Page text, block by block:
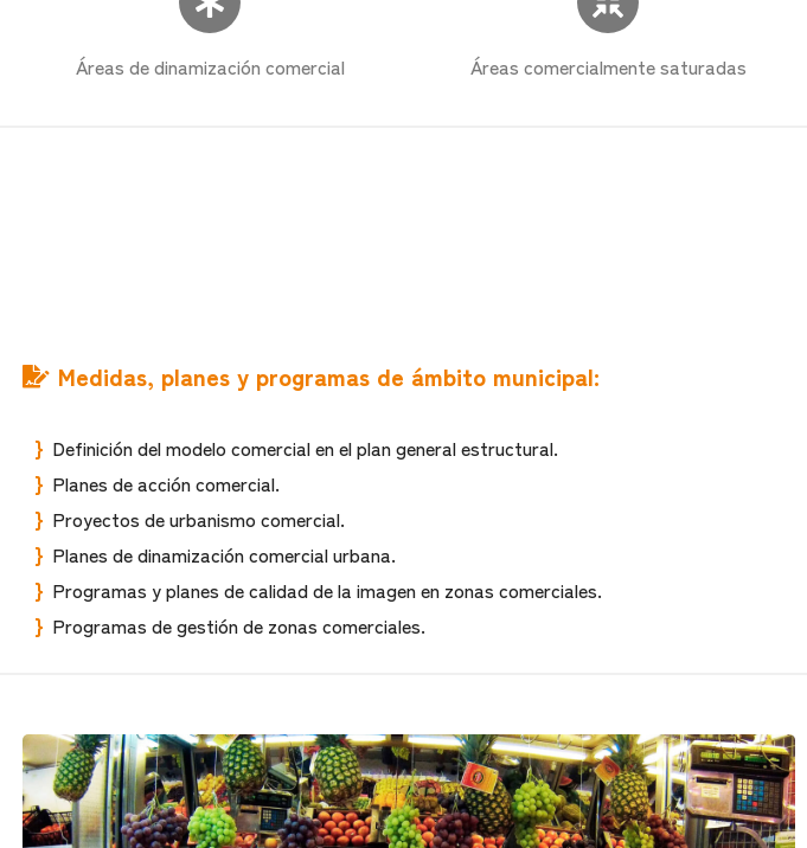
Áreas de dinamización comercial Áreas comercialmente saturadas
Medidas, planes y programas de ámbito municipal:
Definición del modelo comercial en el plan general estructural.
Planes de acción comercial.
Proyectos de urbanismo comercial.
Planes de dinamización comercial urbana.
Programas y planes de calidad de la imagen en zonas comerciales.
Programas de gestión de zonas comerciales.